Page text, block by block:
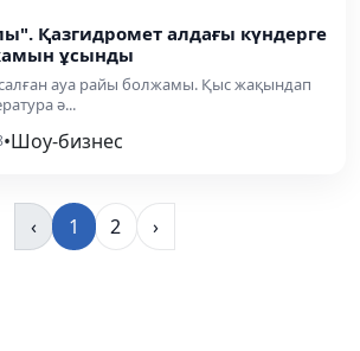
Қазгидромет алдағы күндерге
ұсынды
ауа райы болжамы. Қыс жақындап
ә...
•Шоу-бизнес
‹ 1 2 ›